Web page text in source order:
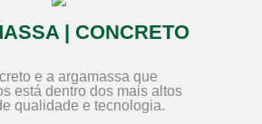
| CONCRETO
e a argamassa que
está dentro dos mais altos
qualidade e tecnologia.